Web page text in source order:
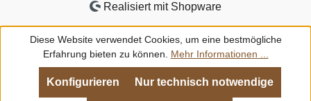
Realisiert mit Shopware
Diese Website verwendet Cookies, um eine bestmögliche
Erfahrung bieten zu können. Mehr Informationen ...
Nur technisch notwendige
Konfigurieren